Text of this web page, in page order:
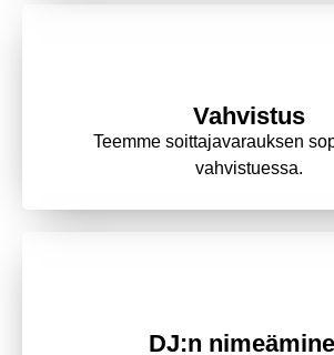
Vahvistus
Teemme soittajavarauksen s
vahvistuessa.
DJ:n